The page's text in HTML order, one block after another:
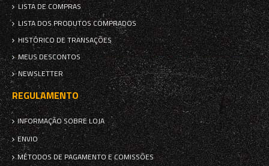
LISTA DE COMPRAS
LISTA DOS PRODUTOS COMPRADOS
HISTÓRICO DE TRANSAÇÕES
MEUS DESCONTOS
NEWSLETTER
REGULAMENTO
INFORMAÇÃO SOBRE LOJA
ENVIO
MÉTODOS DE PAGAMENTO E COMISSÕES